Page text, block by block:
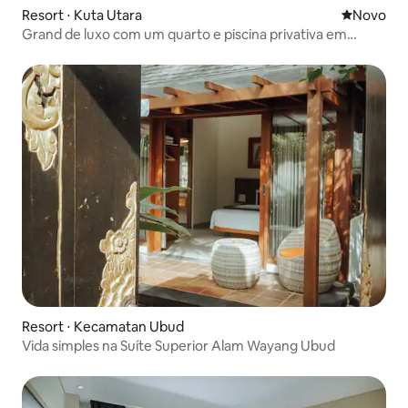
Resort ⋅ Kuta Utara Novo
Novo
Grand de luxo com um quarto e piscina privativa em
Resort ⋅ Kecamatan Ubud
Vida simples na Suíte Superior Alam Wayang Ubud